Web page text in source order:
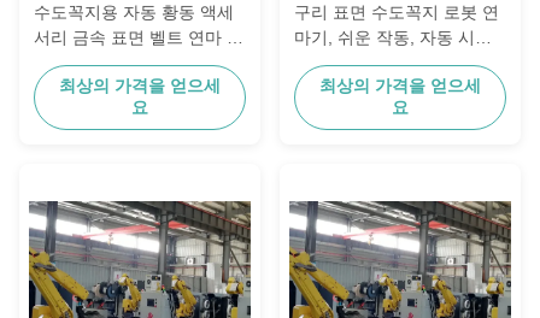
수도꼭지용 자동 황동 액세
서리 금속 표면 벨트 연마 로
봇 배관 핸들 연마기
최상의 가격을 얻으세
요
구리 표면 수도꼭지 로봇 연
마기, 쉬운 작동, 자동 시스
최상의 가격을 얻으세
요